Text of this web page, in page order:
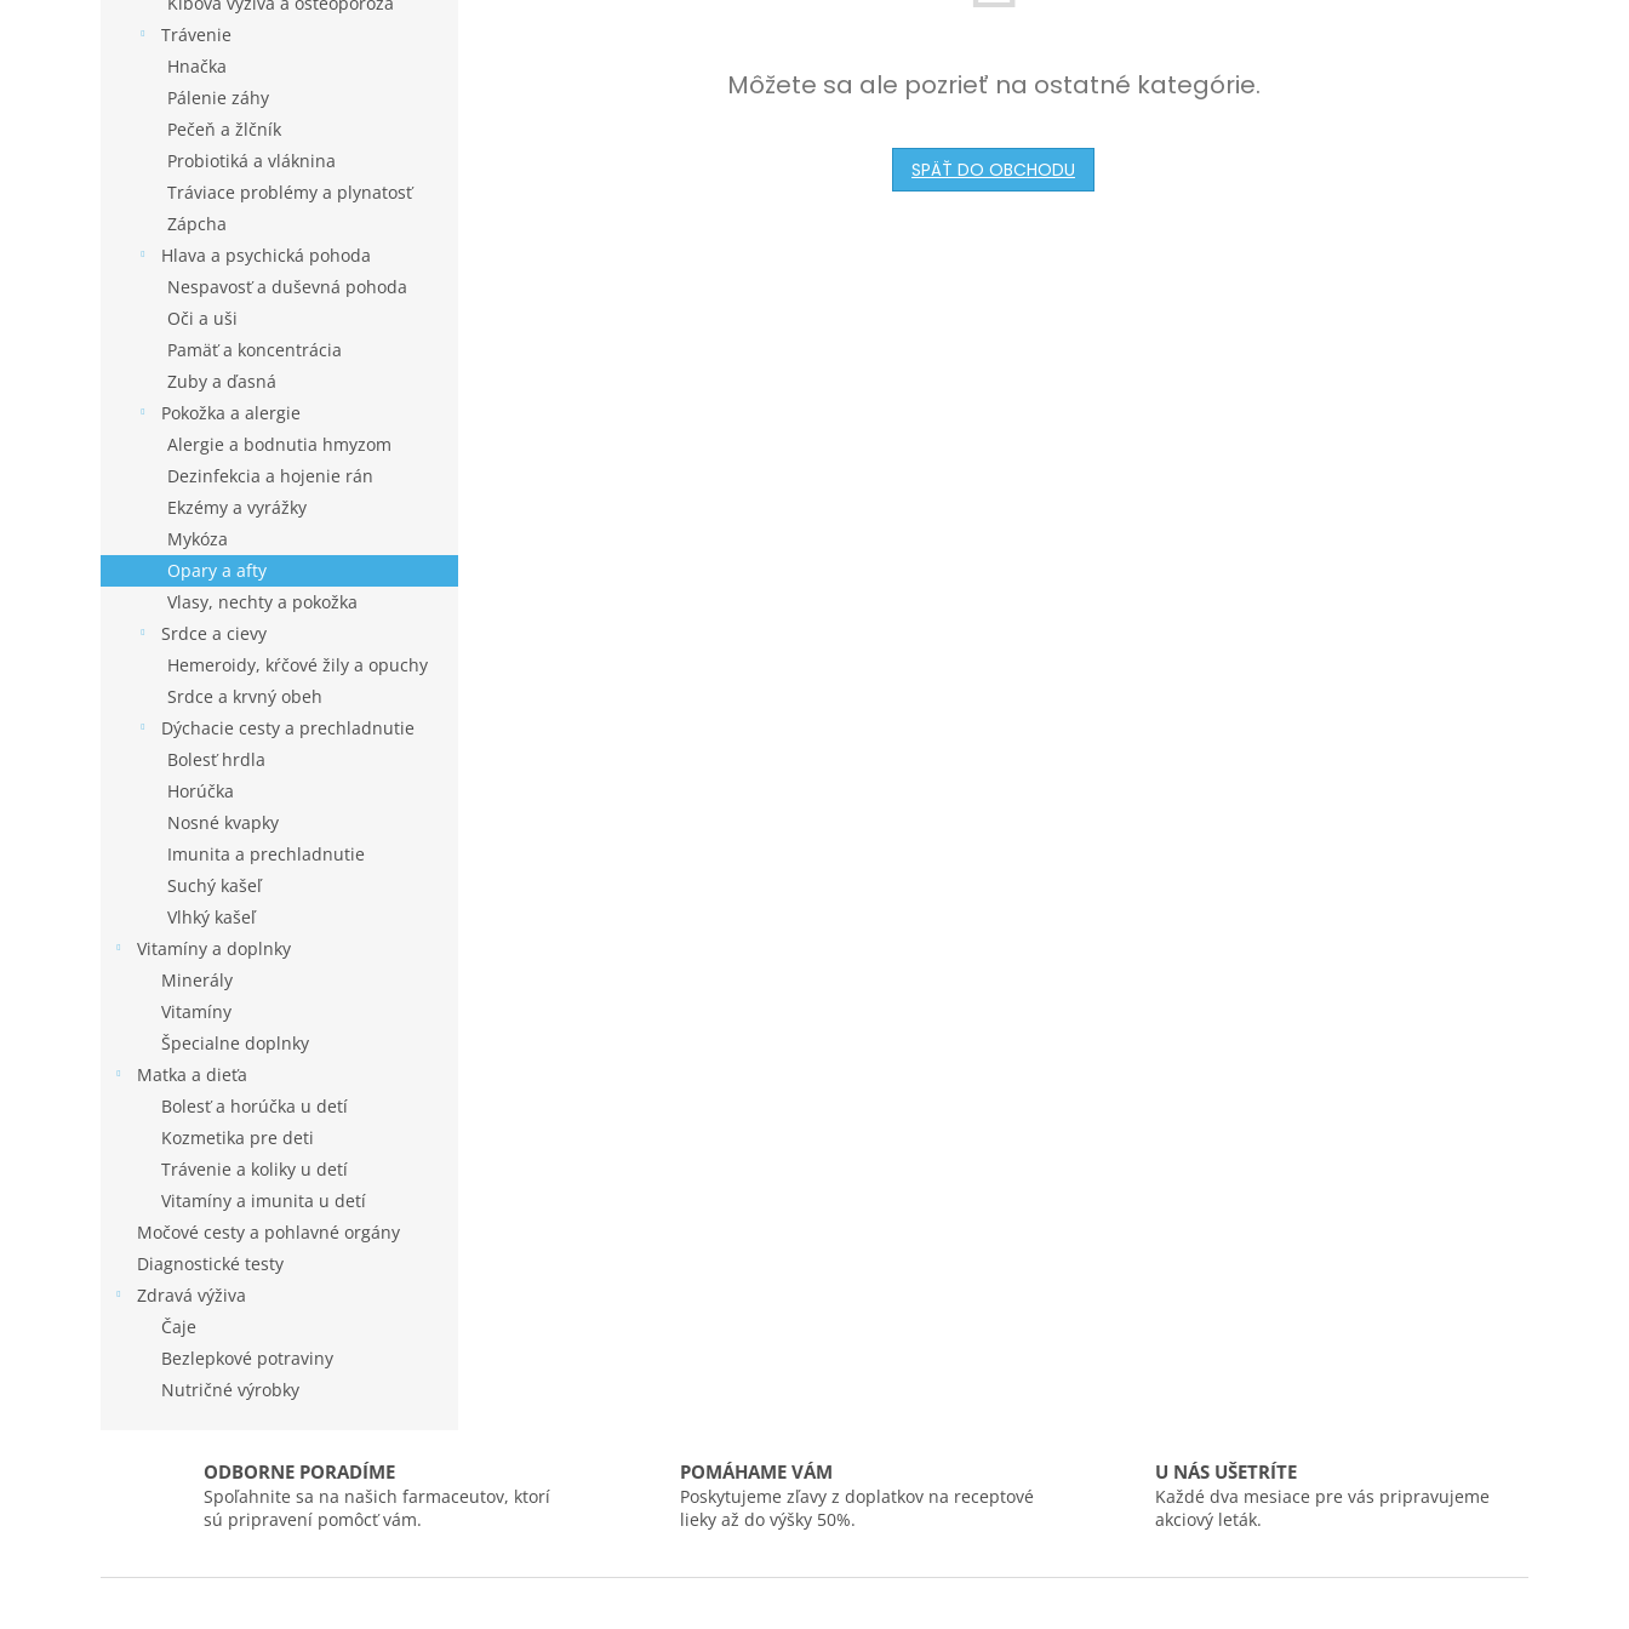
Trávenie
Hnačka
Pálenie záhy
Pečeň a žlčník
Probiotiká a vláknina
Tráviace problémy a plynatosť
Zápcha
Hlava a psychická pohoda
Nespavosť a duševná pohoda
Oči a uši
Pamäť a koncentrácia
Zuby a ďasná
Pokožka a alergie
Alergie a bodnutia hmyzom
Dezinfekcia a hojenie rán
Ekzémy a vyrážky
Mykóza
Opary a afty
Vlasy, nechty a pokožka
Srdce a cievy
Hemeroidy, kŕčové žily a opuchy
Srdce a krvný obeh
Dýchacie cesty a prechladnutie
Bolesť hrdla
Horúčka
Nosné kvapky
Imunita a prechladnutie
Suchý kašeľ
Vlhký kašeľ
Vitamíny a doplnky
Minerály
Vitamíny
Špecialne doplnky
Matka a dieťa
Bolesť a horúčka u detí
Kozmetika pre deti
Trávenie a koliky u detí
Vitamíny a imunita u detí
Močové cesty a pohlavné orgány
Diagnostické testy
Zdravá výživa
Čaje
Bezlepkové potraviny
Nutričné výrobky
Môžete sa ale pozrieť na ostatné kategórie.
SPÄŤ DO OBCHODU
ODBORNE PORADÍME
Spoľahnite sa na našich farmaceutov, ktorí
sú pripravení pomôcť vám.
POMÁHAME VÁM
Poskytujeme zľavy z doplatkov na receptové
lieky až do výšky 50%.
U NÁS UŠETRÍTE
Každé dva mesiace pre vás pripravujeme
akciový leták.